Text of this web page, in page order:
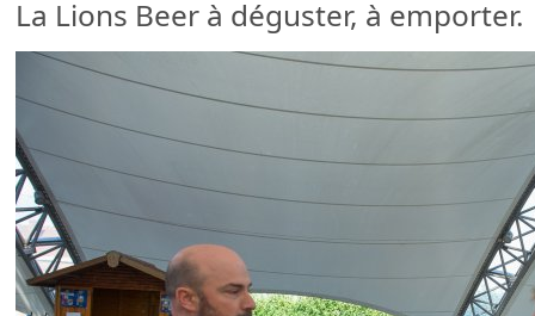
La Lions Beer à déguster, à emporter.